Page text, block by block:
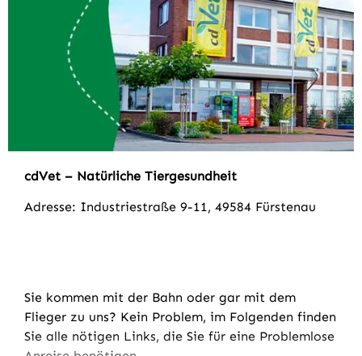
cdVet – Natürliche Tiergesundheit
Adresse: Industriestraße 9-11, 49584 Fürstenau
Sie kommen mit der Bahn oder gar mit dem
Flieger zu uns? Kein Problem, im Folgenden finden
Sie alle nötigen Links, die Sie für eine Problemlose